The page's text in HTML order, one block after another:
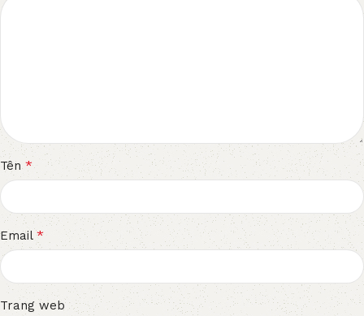
Tên*
Email*
Trang web